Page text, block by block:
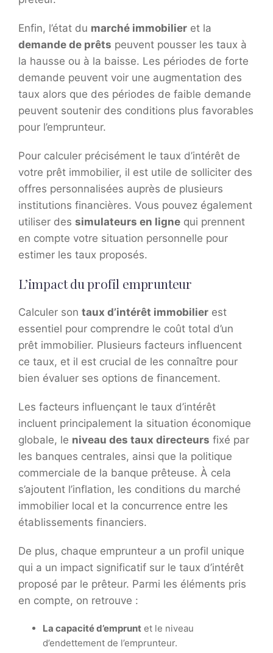
Enfin, l’état du marché immobilier et la
demande de prêts peuvent pousser les taux à
la hausse ou à la baisse. Les périodes de forte
demande peuvent voir une augmentation des
taux alors que des périodes de faible demande
peuvent soutenir des conditions plus favorables
pour l’emprunteur.
Pour calculer précisément le taux d’intérêt de
votre prêt immobilier, il est utile de solliciter des
offres personnalisées auprès de plusieurs
institutions financières. Vous pouvez également
utiliser des simulateurs en ligne qui prennent
en compte votre situation personnelle pour
estimer les taux proposés.
L’impact du profil emprunteur
Calculer son taux d’intérêt immobilier est
essentiel pour comprendre le coût total d’un
prêt immobilier. Plusieurs facteurs influencent
ce taux, et il est crucial de les connaître pour
bien évaluer ses options de financement.
Les facteurs influençant le taux d’intérêt
incluent principalement la situation économique
globale, le niveau des taux directeurs fixé par
les banques centrales, ainsi que la politique
commerciale de la banque prêteuse. À cela
s’ajoutent l’inflation, les conditions du marché
immobilier local et la concurrence entre les
établissements financiers.
De plus, chaque emprunteur a un profil unique
qui a un impact significatif sur le taux d’intérêt
proposé par le prêteur. Parmi les éléments pris
en compte, on retrouve :
La capacité d’emprunt et le niveau
d’endettement de l’emprunteur.